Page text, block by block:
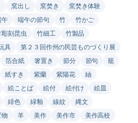
窯出し 窯焚き
窯焚き体験
午 端午の節句 竹
竹かご
刻昆虫 竹細工
竹製品
具
第２３回作州の民芸ものづくり展
箔合紙 箸置き 節分 節句
籠
紙すき 紫蘭 紫陽花
紬
絵ことば 絵付 絵付け
絵皿
緋色 緑釉 線紋
縄文
羊 美作 美作市
美作高校